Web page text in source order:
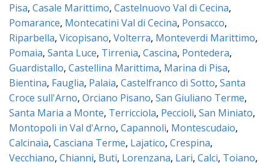
Pisa, Casale Marittimo, Castelnuovo Val di Cecina,
Pomarance, Montecatini Val di Cecina, Ponsacco,
Riparbella, Vicopisano, Volterra, Monteverdi Marittimo,
Pomaia, Santa Luce, Tirrenia, Cascina, Pontedera,
Guardistallo, Castellina Marittima, Marina di Pisa,
Bientina, Fauglia, Palaia, Castelfranco di Sotto, Santa
Croce sull'Arno, Orciano Pisano, San Giuliano Terme,
Santa Maria a Monte, Terricciola, Peccioli, San Miniato,
Montopoli in Val d'Arno, Capannoli, Montescudaio,
Calcinaia, Casciana Terme, Lajatico, Crespina,
Vecchiano, Chianni, Buti, Lorenzana, Lari, Calci, Toiano,